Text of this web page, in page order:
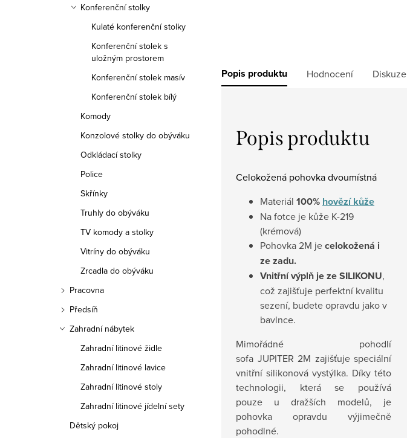
Konferenční stolky
Kulaté konferenční stolky
Konferenční stolek s
uložným prostorem
Konferenční stolek masív
Konferenční stolek bílý
Komody
Konzolové stolky do obýváku
Odkládací stolky
Police
Skřínky
Truhly do obýváku
TV komody a stolky
Vitríny do obýváku
Zrcadla do obýváku
Pracovna
Předsíň
Zahradní nábytek
Zahradní litinové židle
Zahradní litinové lavice
Zahradní litinové stoly
Zahradní litinové jídelní sety
Dětský pokoj
Popis produktu Hodnocení Diskuze
Popis produktu
Celokožená pohovka dvoumístná
Materiál 100% hovězí kůže
Na fotce je kůže K-219
(krémová)
Pohovka 2M jecelokožená i
ze zadu.
Vnitřní výplň je zeSILIKONU,
což zajišťuje perfektní kvalitu
sezení, budete opravdu jako v
bavlnce.
Mimořádné pohodlí
sofa JUPITER 2M zajišťuje speciální
vnitřní silikonová vystýlka. Díky této
technologii, která se používá
pouze u dražších modelů, je
pohovka opravdu výjimečně
pohodlné.